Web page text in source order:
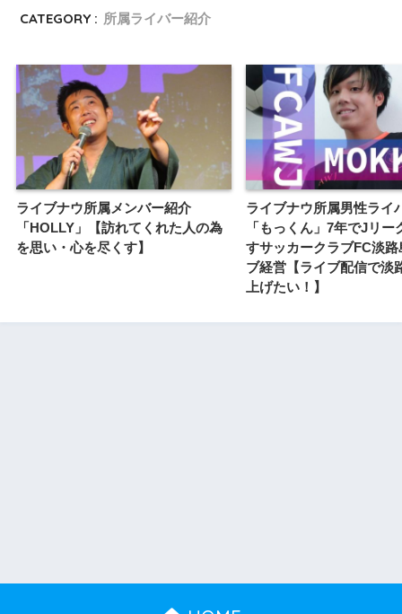
CATEGORY : 所属ライバー紹介
ライブナウ所属メンバー紹介
「HOLLY」【訪れてくれた人の為
を思い・心を尽くす】
ライブナウ所属男性ライ
「もっくん」7年でJリー
すサッカークラブFC淡路
ブ経営【ライブ配信で淡
上げたい！】